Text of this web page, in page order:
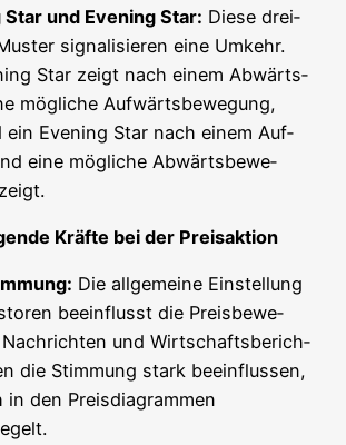
und Evening Star: Die­se drei­
signa­li­sie­ren eine Umkehr.
Star zeigt nach einem Abwärts­
mög­li­che Auf­wärts­be­we­gung,
ein Evening Star nach einem Auf­
eine mög­li­che Abwärts­be­we­
Kräf­te bei der Preisaktion
Die all­ge­mei­ne Ein­stel­lung
beein­flusst die Preis­be­we­
Nach­rich­ten und Wirt­schafts­be­rich­
die Stim­mung stark beein­flus­sen,
in den Preis­dia­gram­men